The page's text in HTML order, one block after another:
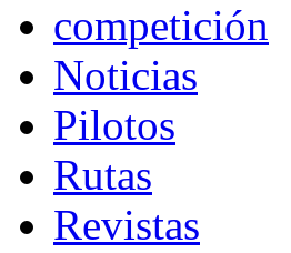
competición
Noticias
Pilotos
Rutas
Revistas